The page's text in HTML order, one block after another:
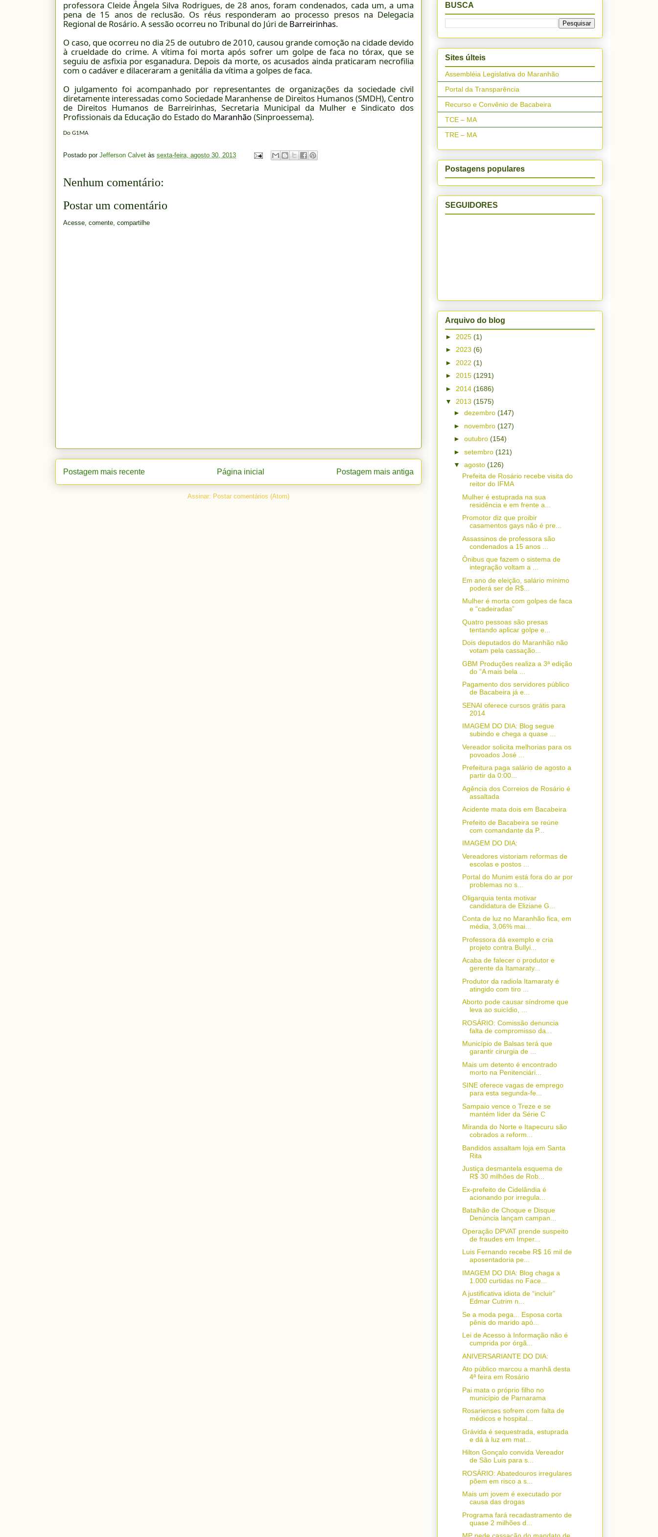
professora Cleide Ângela Silva Rodrigues, de 28 anos, foram condenados, cada um, a uma
pena de 15 anos de reclusão. Os réus responderam ao processo presos na Delegacia
Regional de Rosário. A sessão ocorreu no Tribunal do Júri de Barreirinhas.
O caso, que ocorreu no dia 25 de outubro de 2010, causou grande comoção na cidade devido
à crueldade do crime. A vítima foi morta após sofrer um golpe de faca no tórax, que se
seguiu de asfixia por esganadura. Depois da morte, os acusados ainda praticaram necrofilia
com o cadáver e dilaceraram a genitália da vítima a golpes de faca.
O julgamento foi acompanhado por representantes de organizações da sociedade civil
diretamente interessadas como Sociedade Maranhense de Direitos Humanos (SMDH), Centro
de Direitos Humanos de Barreirinhas, Secretaria Municipal da Mulher e Sindicato dos
Profissionais da Educação do Estado do Maranhão(Sinproessema).
Do G1MA
Postado por Jefferson Calvet às sexta-feira, agosto 30, 2013
Nenhum comentário:
Postar um comentário
Acesse, comente, compartilhe
Postagem mais recente Postagem mais antiga
Página inicial
Assinar: Postar comentários (Atom)
BUSCA
Sites últeis
Assembléia Legislativa do Maranhão
Portal da Transparência
Recurso e Convênio de Bacabeira
TCE – MA
TRE – MA
Postagens populares
SEGUIDORES
Arquivo do blog
► 2025 (1)
► 2023 (6)
► 2022 (1)
► 2015 (1291)
► 2014 (1686)
▼ 2013 (1575)
► dezembro (147)
► novembro (127)
► outubro (154)
► setembro (121)
▼ agosto (126)
Prefeita de Rosário recebe visita do
reitor do IFMA
Mulher é estuprada na sua
residência e em frente a...
Promotor diz que proibir
casamentos gays não é pre...
Assassinos de professora são
condenados a 15 anos ...
Ônibus que fazem o sistema de
integração voltam a ...
Em ano de eleição, salário mínimo
poderá ser de R$...
Mulher é morta com golpes de faca
e “cadeiradas”
Quatro pessoas são presas
tentando aplicar golpe e...
Dois deputados do Maranhão não
votam pela cassação...
GBM Produções realiza a 3ª edição
do “A mais bela ...
Pagamento dos servidores público
de Bacabeira já e...
SENAI oferece cursos grátis para
2014
IMAGEM DO DIA: Blog segue
subindo e chega a quase ...
Vereador solicita melhorias para os
povoados José ...
Prefeitura paga salário de agosto a
partir da 0:00...
Agência dos Correios de Rosário é
assaltada
Acidente mata dois em Bacabeira
Prefeito de Bacabeira se reúne
com comandante da P...
IMAGEM DO DIA:
Vereadores vistoriam reformas de
escolas e postos ...
Portal do Munim está fora do ar por
problemas no s...
Oligarquia tenta motivar
candidatura de Eliziane G...
Conta de luz no Maranhão fica, em
média, 3,06% mai...
Professora dá exemplo e cria
projeto contra Bullyi...
Acaba de falecer o produtor e
gerente da Itamaraty...
Produtor da radiola Itamaraty é
atingido com tiro ...
Aborto pode causar síndrome que
leva ao suicídio, ...
ROSÁRIO: Comissão denuncia
falta de compromisso da...
Município de Balsas terá que
garantir cirurgia de ...
Mais um detento é encontrado
morto na Penitenciári...
SINE oferece vagas de emprego
para esta segunda-fe...
Sampaio vence o Treze e se
mantém líder da Série C
Miranda do Norte e Itapecuru são
cobrados a reform...
Bandidos assaltam loja em Santa
Rita
Justiça desmantela esquema de
R$ 30 milhões de Rob...
Ex-prefeito de Cidelândia é
acionando por irregula...
Batalhão de Choque e Disque
Denúncia lançam campan...
Operação DPVAT prende suspeito
de fraudes em Imper...
Luis Fernando recebe R$ 16 mil de
aposentadoria pe...
IMAGEM DO DIA: Blog chaga a
1.000 curtidas no Face...
A justificativa idiota de “incluir”
Edmar Cutrim n...
Se a moda pega... Esposa corta
pênis do marido apó...
Lei de Acesso à Informação não é
cumprida por órgã...
ANIVERSARIANTE DO DIA:
Ato público marcou a manhã desta
4ª feira em Rosário
Pai mata o próprio filho no
município de Parnarama
Rosarienses sofrem com falta de
médicos e hospital...
Grávida é sequestrada, estuprada
e dá à luz em mat...
Hilton Gonçalo convida Vereador
de São Luis para s...
ROSÁRIO: Abatedouros irregulares
põem em risco a s...
Mais um jovem é executado por
causa das drogas
Programa fará recadastramento de
quase 2 milhões d...